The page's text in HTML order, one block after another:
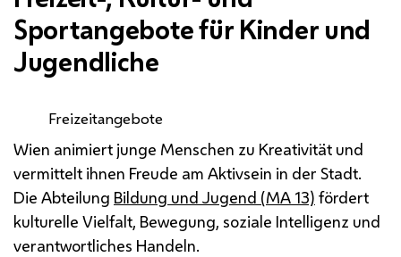
Sportangebote für Kinder und
Jugendliche
Freizeitangebote
Wien animiert junge Menschen zu Kreativität und
vermittelt ihnen Freude am Aktivsein in der Stadt.
Die Abteilung Bildung und Jugend (MA 13) fördert
kulturelle Vielfalt, Bewegung, soziale Intelligenz und
verantwortliches Handeln.